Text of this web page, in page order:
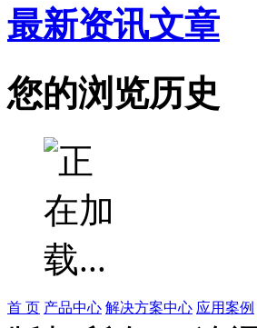
最新资讯文章
您的浏览历史
首 页 产品中心 解决方案中心 应用案例